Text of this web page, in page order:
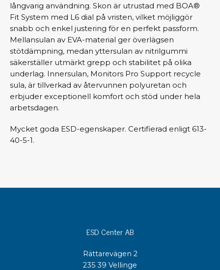
långvarig användning. Skon är utrustad med BOA®
Fit System med L6 dial på vristen, vilket möjliggör
snabb och enkel justering för en perfekt passform.
Mellansulan av EVA-material ger överlägsen
stötdämpning, medan yttersulan av nitrilgummi
säkerställer utmärkt grepp och stabilitet på olika
underlag. Innersulan, Monitors Pro Support recycle
sula, är tillverkad av återvunnen polyuretan och
erbjuder exceptionell komfort och stöd under hela
arbetsdagen.
Mycket goda ESD-egenskaper. Certifierad enligt 613-
40-5-1.
ESD Center AB
Rättarevägen 2
235 39 Vellinge